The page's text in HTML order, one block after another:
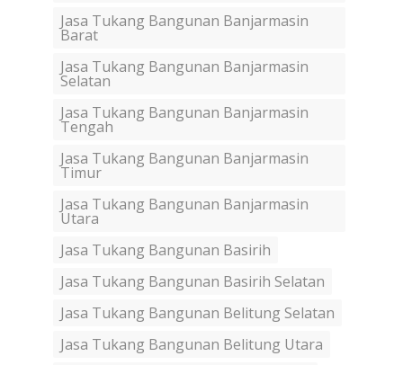
Jasa Tukang Bangunan Banjarmasin
Barat
Jasa Tukang Bangunan Banjarmasin
Selatan
Jasa Tukang Bangunan Banjarmasin
Tengah
Jasa Tukang Bangunan Banjarmasin
Timur
Jasa Tukang Bangunan Banjarmasin
Utara
Jasa Tukang Bangunan Basirih
Jasa Tukang Bangunan Basirih Selatan
Jasa Tukang Bangunan Belitung Selatan
Jasa Tukang Bangunan Belitung Utara